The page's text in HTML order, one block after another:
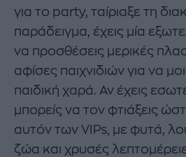
για το party, ταίριαξε τη
παράδειγμα, έχεις μία
να προσθέσεις μερικές
αφίσες παιχνιδιών για να
παιδική χαρά. Αν έχεις
μπορείς να τον φτιάξεις
αυτόν των VIPs, με φυτά,
ζώα και χρυσές